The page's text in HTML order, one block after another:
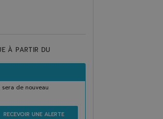
À PARTIR DU
de nouveau
RECEVOIR UNE ALERTE